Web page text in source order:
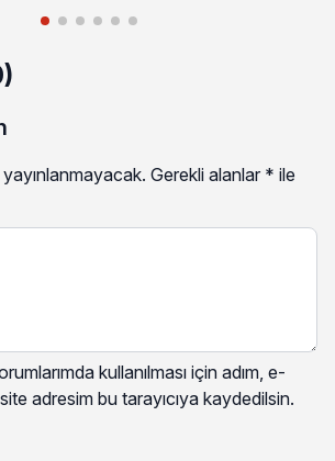
Gerekli alanlar * ile
kullanılması için adım, e-
adresim bu tarayıcıya kaydedilsin.